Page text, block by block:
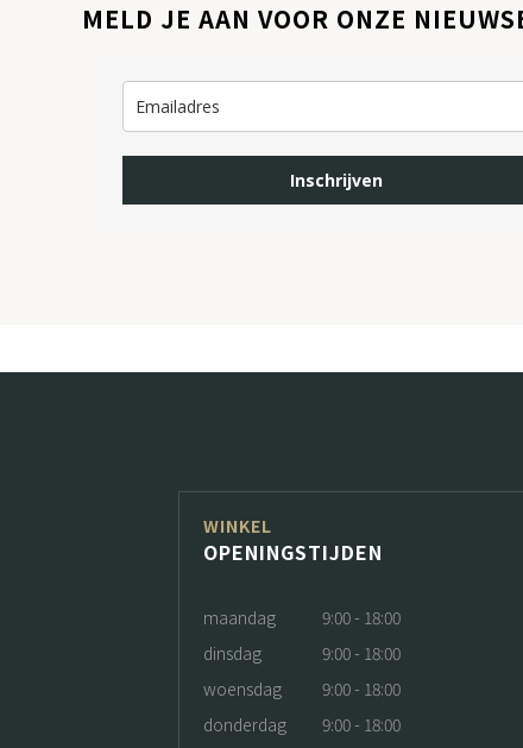
MELD JE AAN VOOR ONZE
Inschrijven
WINKEL
OPENINGSTIJDEN
maandag
9:00 - 18:00
dinsdag
9:00 - 18:00
woensdag
9:00 - 18:00
donderdag
9:00 - 18:00